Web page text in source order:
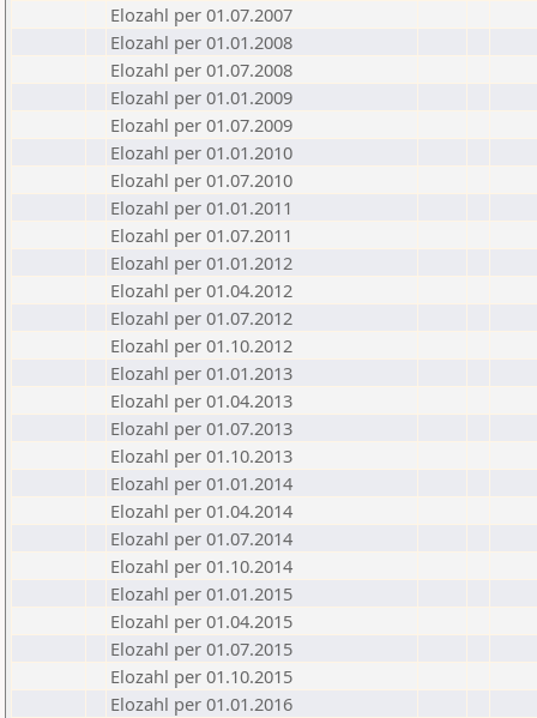
Elozahl per 01.07.2007
Elozahl per 01.01.2008
Elozahl per 01.07.2008
Elozahl per 01.01.2009
Elozahl per 01.07.2009
Elozahl per 01.01.2010
Elozahl per 01.07.2010
Elozahl per 01.01.2011
Elozahl per 01.07.2011
Elozahl per 01.01.2012
Elozahl per 01.04.2012
Elozahl per 01.07.2012
Elozahl per 01.10.2012
Elozahl per 01.01.2013
Elozahl per 01.04.2013
Elozahl per 01.07.2013
Elozahl per 01.10.2013
Elozahl per 01.01.2014
Elozahl per 01.04.2014
Elozahl per 01.07.2014
Elozahl per 01.10.2014
Elozahl per 01.01.2015
Elozahl per 01.04.2015
Elozahl per 01.07.2015
Elozahl per 01.10.2015
Elozahl per 01.01.2016